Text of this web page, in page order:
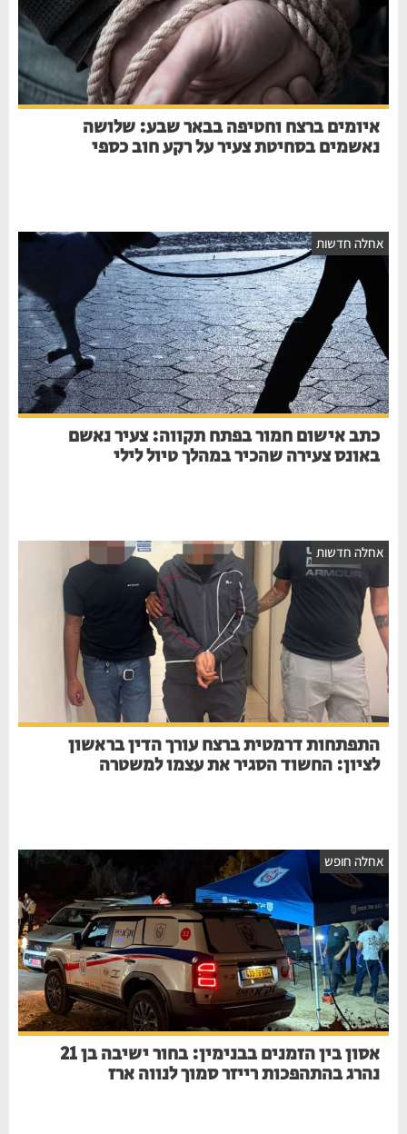
איומים ברצח וחטיפה בבאר שבע: שלושה
נאשמים בסחיטת צעיר על רקע חוב כספי
אחלה חדשות
כתב אישום חמור בפתח תקווה: צעיר נאשם
באונס צעירה שהכיר במהלך טיול לילי
אחלה חדשות
התפתחות דרמטית ברצח עורך הדין בראשון
לציון: החשוד הסגיר את עצמו למשטרה
אחלה חופש
אסון בין הזמנים בבנימין: בחור ישיבה בן 21
נהרג בהתהפכות רייזר סמוך לנווה ארז